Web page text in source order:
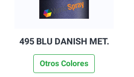
495 BLU DANISH MET.
Otros Colores